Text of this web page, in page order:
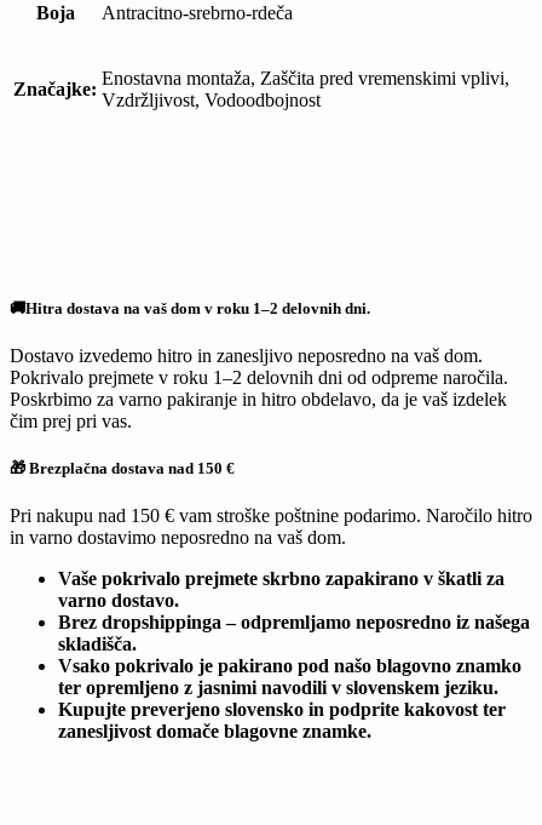
Boja Antracitno-srebrno-rdeča
Značajke:
Enostavna montaža, Zaščita pred vremenskimi vplivi,
Vzdržljivost, Vodoodbojnost
🚚Hitra dostava na vaš dom v roku 1–2 delovnih dni.
Dostavo izvedemo hitro in zanesljivo neposredno na vaš dom.
Pokrivalo prejmete v roku 1–2 delovnih dni od odpreme naročila.
Poskrbimo za varno pakiranje in hitro obdelavo, da je vaš izdelek
čim prej pri vas.
🎁 Brezplačna dostava nad 150 €
Pri nakupu nad 150 € vam stroške poštnine podarimo. Naročilo hitro
in varno dostavimo neposredno na vaš dom.
Vaše pokrivalo prejmete skrbno zapakirano v škatli za
varno dostavo.
Brez dropshippinga – odpremljamo neposredno iz našega
skladišča.
Vsako pokrivalo je pakirano pod našo blagovno znamko
ter opremljeno z jasnimi navodili v slovenskem jeziku.
Kupujte preverjeno slovensko in podprite kakovost ter
zanesljivost domače blagovne znamke.